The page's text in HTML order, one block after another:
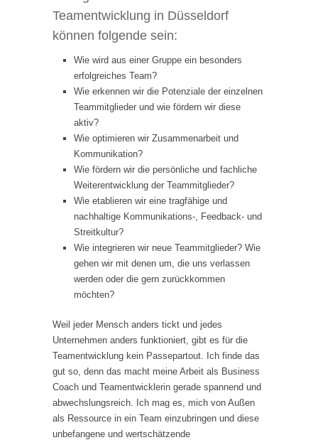
Teamentwicklung in Düsseldorf
können folgende sein:
Wie wird aus einer Gruppe ein besonders
erfolgreiches Team?
Wie erkennen wir die Potenziale der einzelnen
Teammitglieder und wie fördern wir diese
aktiv?
Wie optimieren wir Zusammenarbeit und
Kommunikation?
Wie fördern wir die persönliche und fachliche
Weiterentwicklung der Teammitglieder?
Wie etablieren wir eine tragfähige und
nachhaltige Kommunikations-, Feedback- und
Streitkultur?
Wie integrieren wir neue Teammitglieder? Wie
gehen wir mit denen um, die uns verlassen
werden oder die gern zurückkommen
möchten?
Weil jeder Mensch anders tickt und jedes
Unternehmen anders funktioniert, gibt es für die
Teamentwicklung kein Passepartout. Ich finde das
gut so, denn das macht meine Arbeit als Business
Coach und Teamentwicklerin gerade spannend und
abwechslungsreich. Ich mag es, mich von Außen
als Ressource in ein Team einzubringen und diese
unbefangene und wertschätzende